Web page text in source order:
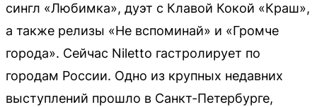
сингл «Любимка», дуэт с Клавой Кокой «Краш»,
а также релизы «Не вспоминай» и «Громче
города». Сейчас Niletto гастролирует по
городам России. Одно из крупных недавних
выступлений прошло в Санкт-Петербурге,